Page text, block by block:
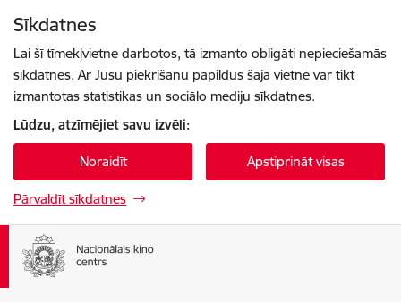
Sīkdatnes
Lai šī tīmekļvietne darbotos, tā izmanto obligāti nepieciešamās
sīkdatnes. Ar Jūsu piekrišanu papildus šajā vietnē var tikt
izmantotas statistikas un sociālo mediju sīkdatnes.
Lūdzu, atzīmējiet savu izvēli:
Noraidīt Apstiprināt visas
Pārvaldīt sīkdatnes